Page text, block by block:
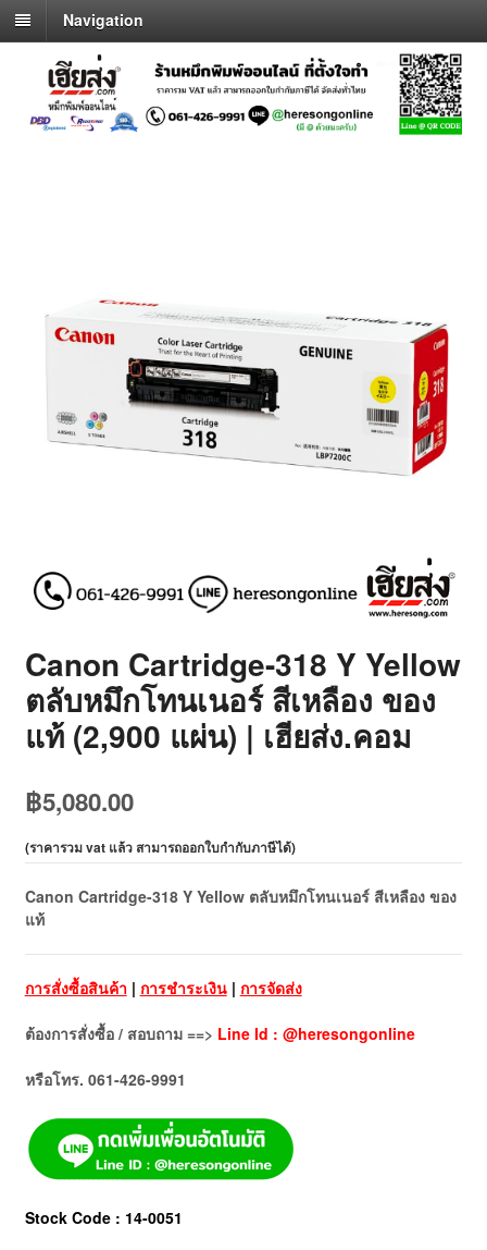
Navigation
Canon Cartridge-318 Y Yellow
ตลับหมึกโทนเนอร์ สีเหลือง ของ
แท้ (2,900 แผ่น) | เฮียส่ง.คอม
฿5,080.00
(ราคารวม vat แล้ว สามารถออกใบกำกับภาษีได้)
Canon Cartridge-318 Y Yellow ตลับหมึกโทนเนอร์ สีเหลือง ของ
แท้
การสั่งซื้อสินค้า | การชำระเงิน| การจัดส่ง
ต้องการสั่งซื้อ / สอบถาม ==> Line Id : @heresongonline
หรือโทร. 061-426-9991
Stock Code : 14-0051